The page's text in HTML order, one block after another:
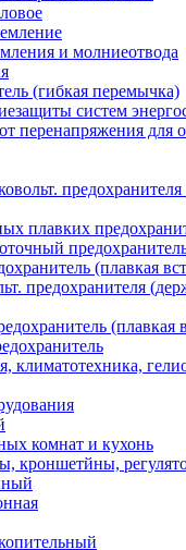
и молниеотвода
(гибкая перемычка)
систем
перенапряжения для
плавких
(плавкая
предохранителя
(плавкая
климатотехника,
комнат и кухонь
кроншетйны,